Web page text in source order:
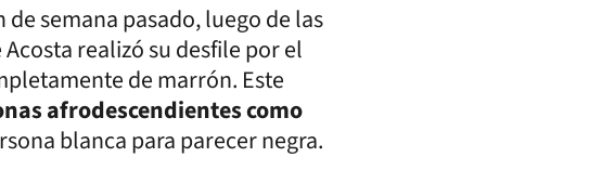
semana pasado, luego de las
realizó su desfile por el
de marrón. Este
afrodescendientes como
blanca para parecer negra.